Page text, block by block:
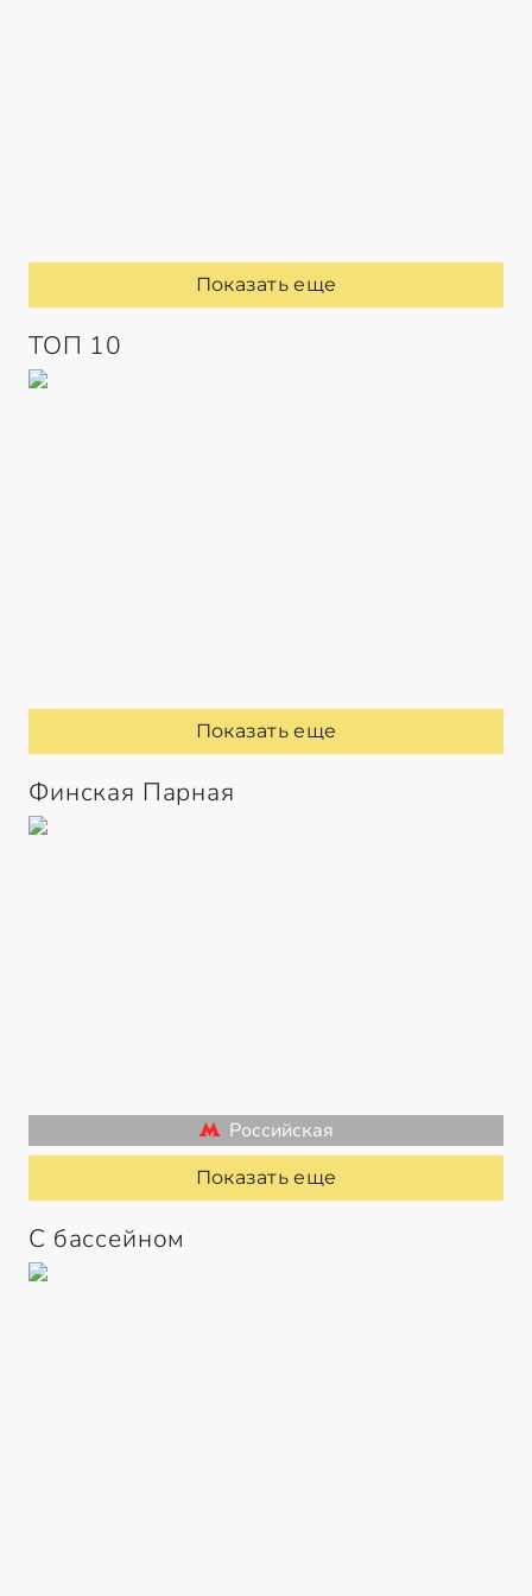
Показать еще
ТОП 10
Показать еще
Финская Парная
Российская
Показать еще
С бассейном